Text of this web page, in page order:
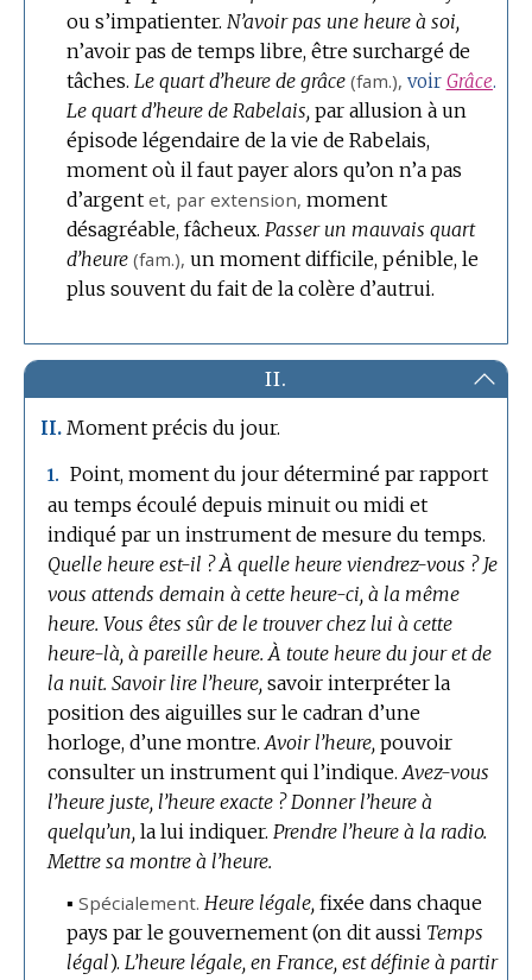
ou s’impatienter. N’avoir pas une heure à soi,
n’avoir pas de temps libre, être surchargé de
tâches. Le quart d’heure de grâce (fam.), voir Grâce.
Le quart d’heure de Rabelais, par allusion à un
épisode légendaire de la vie de Rabelais,
moment où il faut payer alors qu’on n’a pas
d’argent et, par extension, moment
désagréable, fâcheux. Passer un mauvais quart
d’heure (fam.), un moment difficile, pénible, le
plus souvent du fait de la colère d’autrui.
II.
II. Moment précis du jour.
1. Point, moment du jour déterminé par rapport
au temps écoulé depuis minuit ou midi et
indiqué par un instrument de mesure du temps.
Quelle heure est-il ? À quelle heure viendrez-vous ? Je
vous attends demain à cette heure-ci, à la même
heure. Vous êtes sûr de le trouver chez lui à cette
heure-là, à pareille heure. À toute heure du jour et de
la nuit. Savoir lire l’heure, savoir interpréter la
position des aiguilles sur le cadran d’une
horloge, d’une montre. Avoir l’heure, pouvoir
consulter un instrument qui l’indique. Avez-vous
l’heure juste, l’heure exacte ? Donner l’heure à
quelqu’un, la lui indiquer. Prendre l’heure à la radio.
Mettre sa montre à l’heure.
▪ Spécialement. Heure légale, fixée dans chaque
pays par le gouvernement (on dit aussi Temps
légal). L’heure légale, en France, est définie à partir